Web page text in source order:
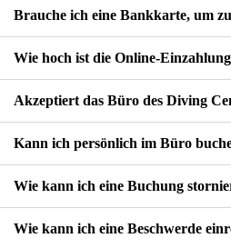
Brauche ich eine Bankkarte, um
Wie hoch ist die Online-
Akzeptiert das Büro des Diving
Kann ich persönlich im Büro
Wie kann ich eine Buchung
Wie kann ich eine Beschwerde